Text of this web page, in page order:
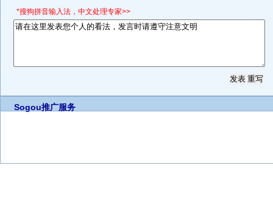
*搜狗拼音输入法，中文处理专家>>
Sogou推广服务